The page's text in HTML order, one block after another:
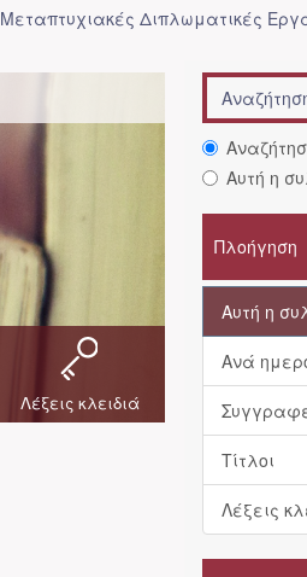
Μεταπτυχιακές Διπλωματικές
Λέξεις κλειδιά
Αυτή η
Πλοήγηση
Αυτή η
Ανά
Τίτλοι
Λέξεις